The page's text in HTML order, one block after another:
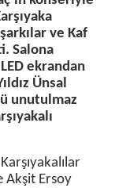
ve Kaf
Salona
ekrandan
Ünsal
unutulmaz
Akşit Ersoy